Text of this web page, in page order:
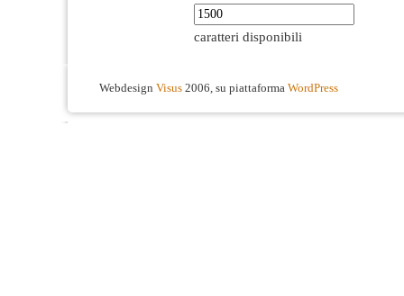
caratteri disponibili
Webdesign Visus 2006, su piattaforma WordPress